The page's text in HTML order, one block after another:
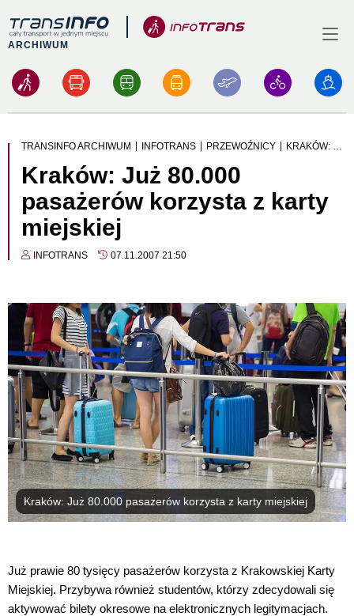
Logo
ARCHIWUM Menu
TRANSINFO ARCHIWUM INFOTRANS PRZEWOŹNICY KRAKÓW: JUŻ 80.000 PASAŻERÓW KORZYSTA Z KARTY MIEJSKIEJ
Kraków: Już 80.000
pasażerów korzysta z karty
miejskiej
INFOTRANS 07.11.2007 21:50
Kraków: Już 80.000 pasażerów korzysta z karty miejskiej
Już prawie 80 tysięcy pasażerów korzysta z Krakowskiej Karty
Miejskiej. Przybywa również studentów, którzy zdecydowali się
aktywować bilety okresowe na elektronicznych legitymacjach.